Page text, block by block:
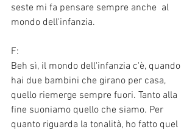
seste mi fa pensare sempre anche  al
mondo dell'infanzia.
F:
Beh sì, il mondo dell'infanzia c'è, quando
hai due bambini che girano per casa,
quello riemerge sempre fuori. Tanto alla
fine suoniamo quello che siamo. Per
quanto riguarda la tonalità, ho fatto quel